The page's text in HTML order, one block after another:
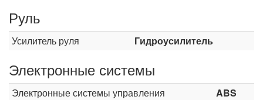
Руль
Усилитель руля Гидроусилитель
Электронные системы
Электронные системы управления ABS